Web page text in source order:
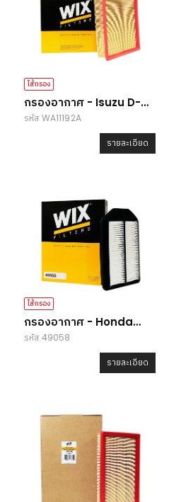
ไส้กรอง
กรองอากาศ - Isuzu D-
Max
รหัส WA11192A
รายละเอียด
ไส้กรอง
กรองอากาศ - Honda
CR-V
รหัส 49058
รายละเอียด